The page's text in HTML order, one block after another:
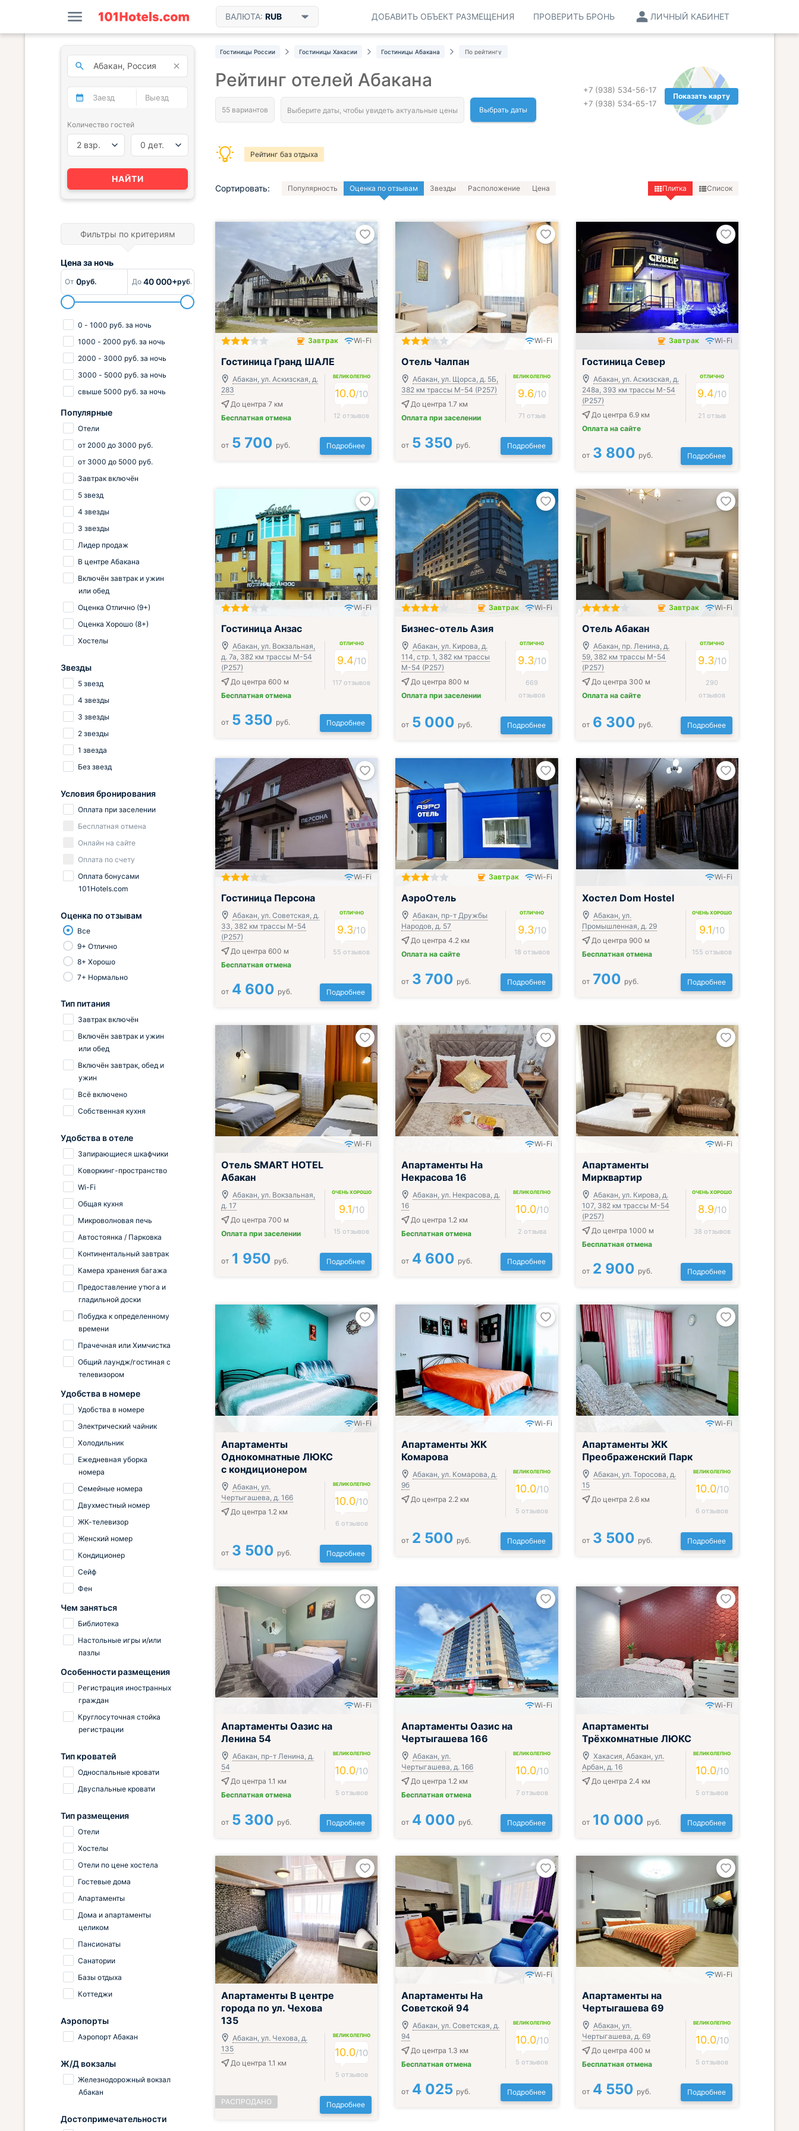
ВАЛЮТА: RUB ЛИЧНЫЙ КАБИНЕТ
ПРОВЕРИТЬ БРОНЬ
ДОБАВИТЬ ОБЪЕКТ РАЗМЕЩЕНИЯ
Гостиницы России Гостиницы Хакасии Гостиницы Абакана По рейтингу
Показать карту
+7 (938) 534-56-17
+7 (938) 534-65-17
Рейтинг отелей Абакана
Выбрать даты
Рейтинг баз отдыха
Сортировать: Популярность Оценка по отзывам Звезды Расположение Цена Плитка Список
Завтрак включён
Завтрак Wi-Fi
Гостиница Гранд ШАЛЕ
Абакан, ул. Аскизская, д.
283
До центра 7 км
Бесплатная отмена
ВЕЛИКОЛЕПНО
10.0/10
12 отзывов
от 5 700 руб. Подробнее
Wi-Fi
Отель Чалпан
Абакан, ул. Щорса, д. 5Б,
382 км трассы М-54 (Р257)
До центра 1.7 км
Оплата при заселении
ВЕЛИКОЛЕПНО
9.6/10
71 отзыв
от 5 350 руб. Подробнее
Завтрак включён
Завтрак Wi-Fi
Гостиница Север
Абакан, ул. Аскизская, д.
248а, 393 км трассы М-54
(Р257)
До центра 6.9 км
Оплата на сайте
ОТЛИЧНО
9.4/10
21 отзыв
от 3 800 руб. Подробнее
Wi-Fi
Гостиница Анзас
Абакан, ул. Вокзальная,
д. 7а, 382 км трассы М-54
(Р257)
До центра 600 м
Бесплатная отмена
ОТЛИЧНО
9.4/10
117 отзывов
от 5 350 руб. Подробнее
Завтрак включён
Завтрак Wi-Fi
Бизнес-отель Азия
Абакан, ул. Кирова, д.
114, стр. 1, 382 км трассы
М-54 (Р257)
До центра 800 м
Оплата при заселении
ОТЛИЧНО
9.3/10
669
отзывов
от 5 000 руб. Подробнее
Завтрак включён
Завтрак Wi-Fi
Отель Абакан
Абакан, пр. Ленина, д.
59, 382 км трассы М-54
(Р257)
До центра 300 м
Оплата на сайте
ОТЛИЧНО
9.3/10
290
отзывов
от 6 300 руб. Подробнее
Wi-Fi
Гостиница Персона
Абакан, ул. Советская, д.
33, 382 км трассы М-54
(Р257)
До центра 600 м
Бесплатная отмена
ОТЛИЧНО
9.3/10
55 отзывов
от 4 600 руб. Подробнее
Завтрак включён
Завтрак Wi-Fi
АэроОтель
Абакан, пр-т Дружбы
Народов, д. 57
До центра 4.2 км
Оплата на сайте
ОТЛИЧНО
9.3/10
18 отзывов
от 3 700 руб. Подробнее
Wi-Fi
Хостел Dom Hostel
Абакан, ул.
Промышленная, д. 29
До центра 900 м
Бесплатная отмена
ОЧЕНЬ ХОРОШО
9.1/10
155 отзывов
от 700 руб. Подробнее
Wi-Fi
Отель SMART HOTEL
Абакан
Абакан, ул. Вокзальная,
д. 17
До центра 700 м
Оплата при заселении
ОЧЕНЬ ХОРОШО
9.1/10
15 отзывов
от 1 950 руб. Подробнее
Wi-Fi
Апартаменты На
Некрасова 16
Абакан, ул. Некрасова, д.
16
До центра 1.2 км
Бесплатная отмена
ВЕЛИКОЛЕПНО
10.0/10
2 отзыва
от 4 600 руб. Подробнее
Wi-Fi
Апартаменты
Мирквартир
Абакан, ул. Кирова, д.
107, 382 км трассы М-54
(Р257)
До центра 1000 м
Бесплатная отмена
ОЧЕНЬ ХОРОШО
8.9/10
38 отзывов
от 2 900 руб. Подробнее
Wi-Fi
Апартаменты
Однокомнатные ЛЮКС
с кондиционером
Абакан, ул.
Чертыгашева, д. 166
До центра 1.2 км
ВЕЛИКОЛЕПНО
10.0/10
6 отзывов
от 3 500 руб. Подробнее
Wi-Fi
Апартаменты ЖК
Комарова
Абакан, ул. Комарова, д.
9б
До центра 2.2 км
ВЕЛИКОЛЕПНО
10.0/10
5 отзывов
от 2 500 руб. Подробнее
Wi-Fi
Апартаменты ЖК
Преображенский Парк
Абакан, ул. Торосова, д.
15
До центра 2.6 км
ВЕЛИКОЛЕПНО
10.0/10
6 отзывов
от 3 500 руб. Подробнее
Wi-Fi
Апартаменты Оазис на
Ленина 54
Абакан, пр-т Ленина, д.
54
До центра 1.1 км
Бесплатная отмена
ВЕЛИКОЛЕПНО
10.0/10
5 отзывов
от 5 300 руб. Подробнее
Wi-Fi
Апартаменты Оазис на
Чертыгашева 166
Абакан, ул.
Чертыгашева, д. 166
До центра 1.2 км
Бесплатная отмена
ВЕЛИКОЛЕПНО
10.0/10
7 отзывов
от 4 000 руб. Подробнее
Wi-Fi
Апартаменты
Трёхкомнатные ЛЮКС
Хакасия, Абакан, ул.
Арбан, д. 16
До центра 2.4 км
ВЕЛИКОЛЕПНО
10.0/10
5 отзывов
от 10 000 руб. Подробнее
Апартаменты В центре
города по ул. Чехова
135
Абакан, ул. Чехова, д.
135
До центра 1.1 км
ВЕЛИКОЛЕПНО
10.0/10
5 отзывов
РАСПРОДАНО Подробнее
Wi-Fi
Апартаменты На
Советской 94
Абакан, ул. Советская, д.
94
До центра 1.3 км
Бесплатная отмена
ВЕЛИКОЛЕПНО
10.0/10
5 отзывов
от 4 025 руб. Подробнее
Wi-Fi
Апартаменты на
Чертыгашева 69
Абакан, ул.
Чертыгашева, д. 69
До центра 400 м
Бесплатная отмена
ВЕЛИКОЛЕПНО
10.0/10
5 отзывов
от 4 550 руб. Подробнее
Количество гостей
2 взр. 0 дет.
НАЙТИ
Фильтры по критериям
Цена заночь
От 0руб. До 40 000+руб.
0 - 1000 руб. за ночь
1000 - 2000 руб. за ночь
2000 - 3000 руб. за ночь
3000 - 5000 руб. за ночь
свыше 5000 руб. за ночь
Популярные
Отели
от 2000 до 3000 руб.
от 3000 до 5000 руб.
Завтрак включён
5 звезд
4 звезды
3 звезды
Лидер продаж
В центре Абакана
Включён завтрак и ужин
или обед
Оценка Отлично (9+)
Оценка Хорошо (8+)
Хостелы
Звезды
5 звезд
4 звезды
3 звезды
2 звезды
1 звезда
Без звезд
Условия бронирования
Оплата при заселении
Бесплатная отмена
Онлайн на сайте
Оплата по счету
Оплата бонусами
101Hotels.com
Оценка по отзывам
Все
9+ Отлично
8+ Хорошо
7+ Нормально
Тип питания
Завтрак включён
Включён завтрак и ужин
или обед
Включён завтрак, обед и
ужин
Всё включено
Собственная кухня
Удобства в отеле
Запирающиеся шкафчики
Коворкинг-пространство
Wi-Fi
Общая кухня
Микроволновая печь
Автостоянка / Парковка
Континентальный завтрак
Камера хранения багажа
Предоставление утюга и
гладильной доски
Побудка к определенному
времени
Прачечная или Химчистка
Общий лаундж/гостиная с
телевизором
Удобства в номере
Удобства в номере
Электрический чайник
Холодильник
Ежедневная уборка
номера
Семейные номера
Двухместный номер
ЖК-телевизор
Женский номер
Кондиционер
Сейф
Фен
Чем заняться
Библиотека
Настольные игры и/или
пазлы
Особенности размещения
Регистрация иностранных
граждан
Круглосуточная стойка
регистрации
Тип кроватей
Односпальные кровати
Двуспальные кровати
Тип размещения
Отели
Хостелы
Отели по цене хостела
Гостевые дома
Апартаменты
Дома и апартаменты
целиком
Пансионаты
Санатории
Базы отдыха
Коттеджи
Аэропорты
Аэропорт Абакан
Ж/Д вокзалы
Железнодорожный вокзал
Абакан
Достопримечательности